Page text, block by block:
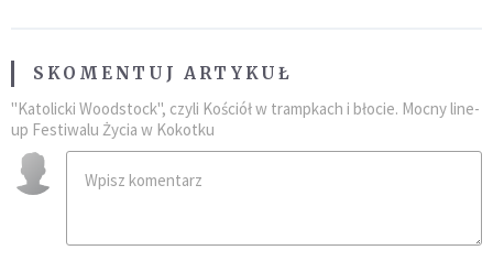
SKOMENTUJ ARTYKUŁ
"Katolicki Woodstock", czyli Kościół w trampkach i błocie. Mocny line-
up Festiwalu Życia w Kokotku